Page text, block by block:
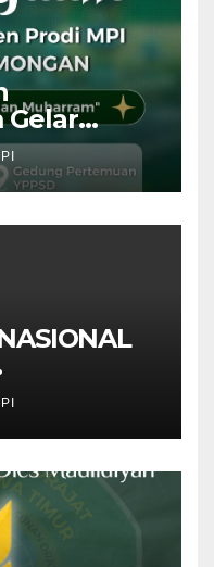
Gelar
Piatu
Bulan
GLOBAL
and